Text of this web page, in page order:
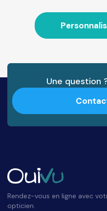
Une question
Rendez-vous en ligne avec
opticien.